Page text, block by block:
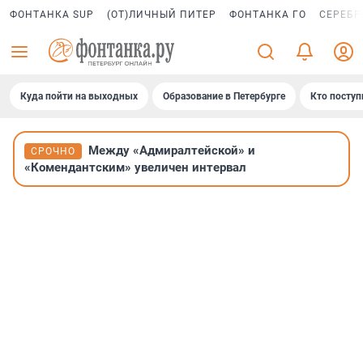
ФОНТАНКА SUP (ОТ)ЛИЧНЫЙ ПИТЕР ФОНТАНКА ГО
Куда пойти на выходных Образование в Петербурге Кто
СРОЧНО
Между «Адмиралтейской» и
«Комендантским» увеличен интервал